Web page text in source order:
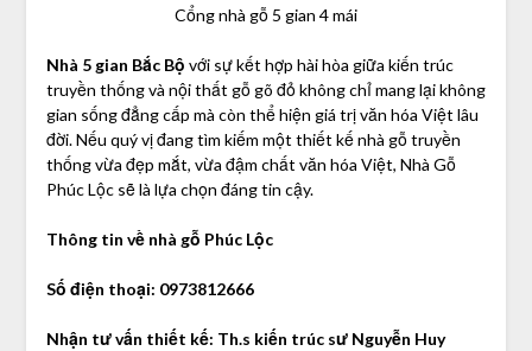
Cổng nhà gỗ 5 gian 4 mái
Nhà 5 gian Bắc Bộ với sự kết hợp hài hòa giữa kiến trúc
truyền thống và nội thất gỗ gõ đỏ không chỉ mang lại không
gian sống đẳng cấp mà còn thể hiện giá trị văn hóa Việt lâu
đời. Nếu quý vị đang tìm kiếm một thiết kế nhà gỗ truyền
thống vừa đẹp mắt, vừa đậm chất văn hóa Việt, Nhà Gỗ
Phúc Lộc sẽ là lựa chọn đáng tin cậy.
Thông tin về nhà gỗ Phúc Lộc
Số điện thoại: 0973812666
Nhận tư vấn thiết kế: Th.s kiến trúc sư Nguyễn Huy